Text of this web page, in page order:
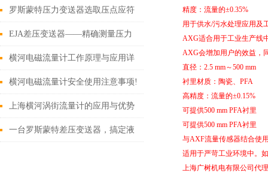
罗斯蒙特压力变送器选取压点应符
合哪几个规定
EJA差压变送器——精确测量压力
的神器
横河电磁流量计工作原理与应用详
解
横河电磁流量计安全使用注意事项!
上海横河涡街流量计的应用与优势
一台罗斯蒙特差压变送器，搞定液
精度：流量的±0.35%
用于供水/污水处理应用及
AXG适合用于工业生产线
AXG会增加用户的效益，
直径：2.5 mm～500 mm
衬里材质：陶瓷、PFA
高精度：流量的±0.15%
可提供500 mm PFA衬里
可提供500 mm PFA衬里
与AXF流量传感器结合使
适用于严苛工业环境中。
上海广树机电有限公司代